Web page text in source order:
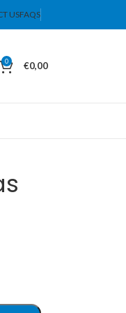
USFAQS
0 €0,00